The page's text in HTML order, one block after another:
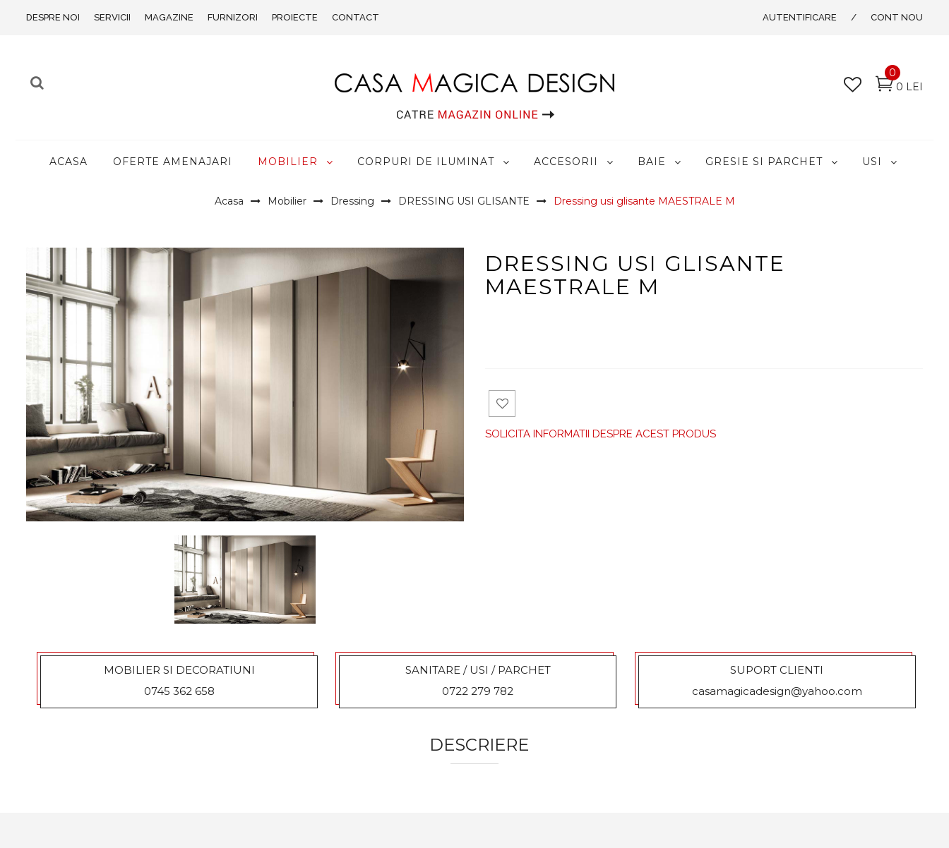
DESPRE NOI SERVICII MAGAZINE FURNIZORI PROIECTE CONTACT AUTENTIFICARE / CONT NOU
0
0 LEI
ACASA OFERTE AMENAJARI MOBILIER CORPURI DE ILUMINAT ACCESORII BAIE GRESIE SI PARCHET USI
Acasa Mobilier Dressing DRESSING USI GLISANTE Dressing usi glisante MAESTRALE M
DRESSING USI GLISANTE
MAESTRALE M
Ad
SOLICITA INFORMATII DESPRE ACEST PRODUS
MOBILIER SI DECORATIUNI
0745 362 658
SANITARE / USI / PARCHET
0722 279 782
SUPORT CLIENTI
casamagicadesign@yahoo.com
DESCRIERE